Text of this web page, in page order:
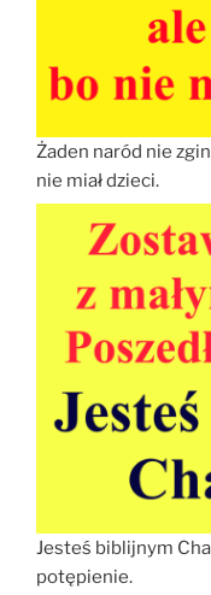
Żaden naród nie
nie miał dzieci.
Jesteś biblijnym
potępienie.